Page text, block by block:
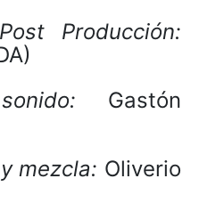
Producción:
Gastón
mezcla: Oliverio